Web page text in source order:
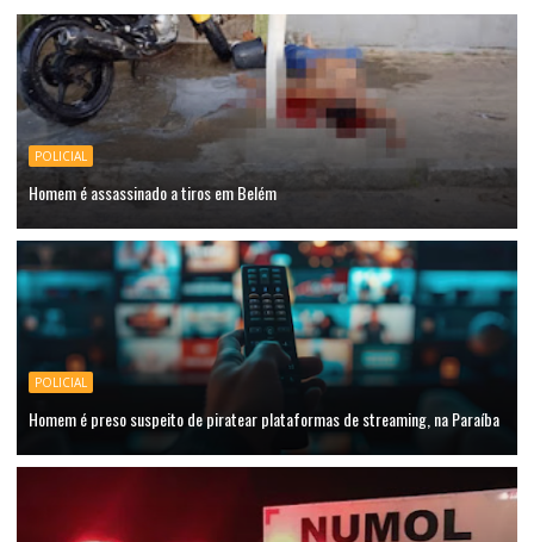
POLICIAL
Homem é assassinado a tiros em Belém
POLICIAL
Homem é preso suspeito de piratear plataformas de streaming, na Paraíba